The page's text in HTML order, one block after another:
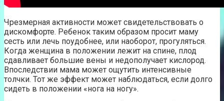
Чрезмерная активности может свидетельствовать о
дискомфорте. Ребенок таким образом просит маму
сесть или лечь поудобнее, или наоборот, прогуляться.
Когда женщина в положении лежит на спине, плод
сдавливает большие вены и недополучает кислород.
Впоследствии мама может ощутить интенсивные
толчки. Тот же эффект может наблюдаться, если долго
сидеть в положении «нога на ногу».